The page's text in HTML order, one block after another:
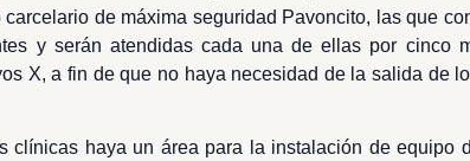
de máxima seguridad Pavoncito, las que
y serán atendidas cada una de ellas por cinco
X, a fin de que no haya necesidad de la salida de
clínicas haya un área para la instalación de equipo